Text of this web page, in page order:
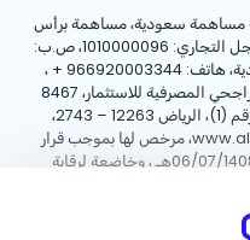
مساهمة سعودية، مساهمة برأس
، رقم السجل التجاري: 1010000096، ص.ب:
+ 966920003344 ،
8001244455 العنوان الوطني: شركة الراجحي المصرفية للاستثمار، 8467
طريق الملك فهد – حي المروج، وحدة رقم (1)، الرياض 12263 – 2743،
الموقع الإلكتروني: www.alrajhibank.com.sa، مرخص لها بموجب قرار
معالي وزير المالية رقم 3/1698 وتاريخ 06/07/1408هـ ، وخاضعة لرقابة
السعودي.